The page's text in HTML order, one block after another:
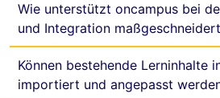
Wie unterstützt oncampus bei
und Integration
Können bestehende Lerninhalte
importiert und angepasst